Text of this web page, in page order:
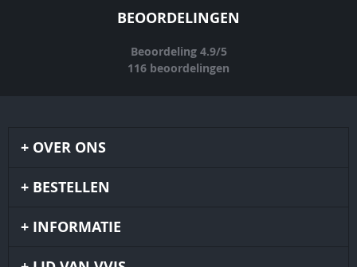
BEOORDELINGEN
Beoordeling 4.9/5
116 beoordelingen
OVER ONS
BESTELLEN
INFORMATIE